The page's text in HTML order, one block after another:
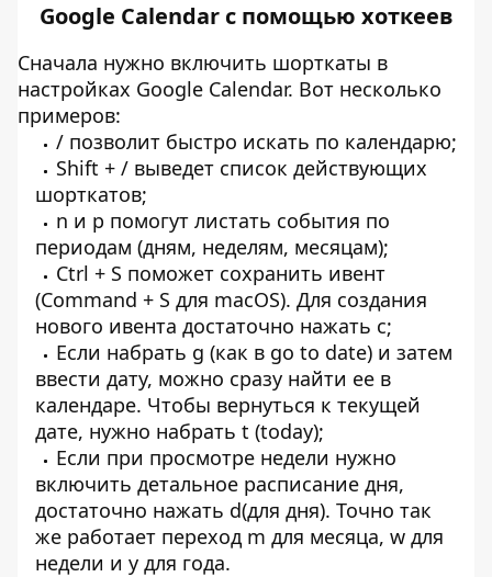
Google Calendar с помощью хоткеев
Сначала нужно включить шорткаты в
настройках Google Calendar. Вот несколько
примеров:
/ позволит быстро искать по календарю;
Shift + / выведет список действующих
шорткатов;
n и p помогут листать события по
периодам (дням, неделям, месяцам);
Ctrl + S поможет сохранить ивент
(Command + S для macOS). Для создания
нового ивента достаточно нажать с;
Если набрать g (как в go to date) и затем
ввести дату, можно сразу найти ее в
календаре. Чтобы вернуться к текущей
дате, нужно набрать t (today);
Если при просмотре недели нужно
включить детальное расписание дня,
достаточно нажать d(для дня). Точно так
же работает переход m для месяца, w для
недели и y для года.